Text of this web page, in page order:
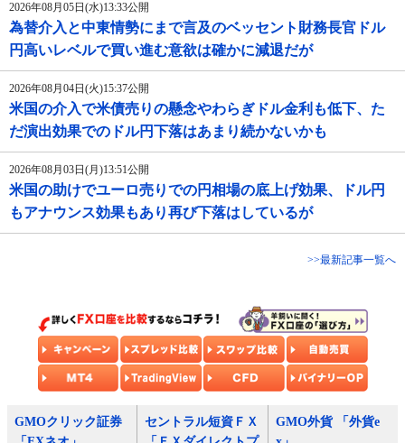
2026年08月05日(水)13:33公開
為替介入と中東情勢にまで言及のベッセント財務長官ドル
円高いレベルで買い進む意欲は確かに減退だが
2026年08月04日(火)15:37公開
米国の介入で米債売りの懸念やわらぎドル金利も低下、た
だ演出効果でのドル円下落はあまり続かないかも
2026年08月03日(月)13:51公開
米国の助けでユーロ売りでの円相場の底上げ効果、ドル円
もアナウンス効果もあり再び下落はしているが
>>最新記事一覧へ
GMOクリック証券
セントラル短資ＦＸ
GMO外貨 「外貨e